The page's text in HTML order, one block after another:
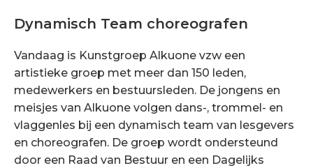
Dynamisch Team choreografen
Vandaag is Kunstgroep Alkuone vzw een
artistieke groep met meer dan 150 leden,
medewerkers en bestuursleden. De jongens en
meisjes van Alkuone volgen dans-, trommel- en
vlaggenles bij een dynamisch team van lesgevers
en choreografen. De groep wordt ondersteund
door een Raad van Bestuur en een Dagelijks